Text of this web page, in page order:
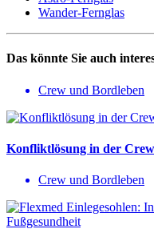
Wander-Fernglas
Das könnte Sie auch
Crew und Bordleben
Konfliktlösung in der
Crew und Bordleben